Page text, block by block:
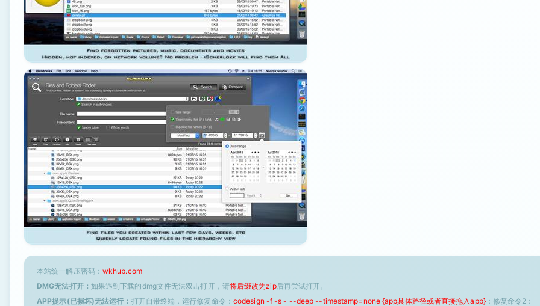
本站统一解压密码： wkhub.com
DMG无法打开： 如果遇到下载的dmg文件无法双击打开，请将后缀改为zip后再尝试打开。
APP提示(已损坏)无法运行： 打开自带终端，运行修复命令： codesign -f -s - --deep --timestamp=none {app具体路径或者直接拖入app}；修复命令2：